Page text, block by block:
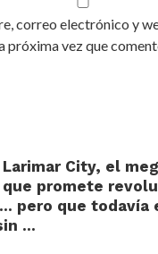
correo electrónico y
próxima vez que
Larimar City, el
que promete
pero que todavía
...